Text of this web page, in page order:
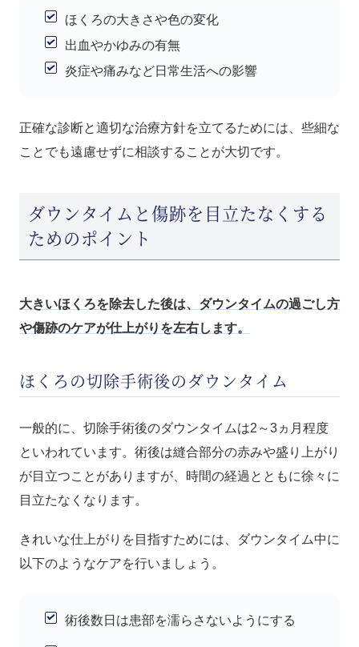
ほくろの大きさや色の変化
出血やかゆみの有無
炎症や痛みなど日常生活への影響
正確な診断と適切な治療方針を立てるためには、些細な
ことでも遠慮せずに相談することが大切です。
ダウンタイムと傷跡を目立たなくする
ためのポイント
大きいほくろを除去した後は、ダウンタイムの過ごし方
や傷跡のケアが仕上がりを左右します。
ほくろの切除手術後のダウンタイム
一般的に、切除手術後のダウンタイムは2～3ヵ月程度
といわれています。術後は縫合部分の赤みや盛り上がり
が目立つことがありますが、時間の経過とともに徐々に
目立たなくなります。
きれいな仕上がりを目指すためには、ダウンタイム中に
以下のようなケアを行いましょう。
術後数日は患部を濡らさないようにする